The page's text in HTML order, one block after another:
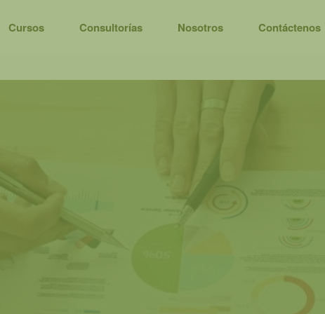
Cursos Consultorías Nosotros Contáctenos